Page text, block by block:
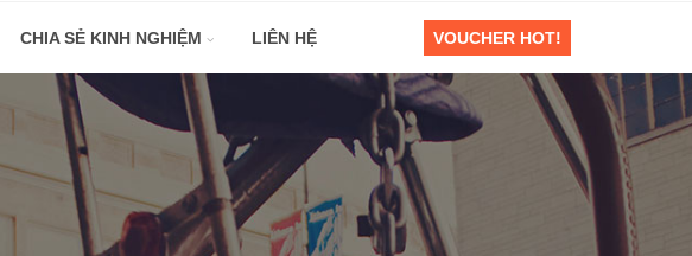
CHIA SẺ KINH NGHIỆM LIÊN HỆ VOUCHER HOT!